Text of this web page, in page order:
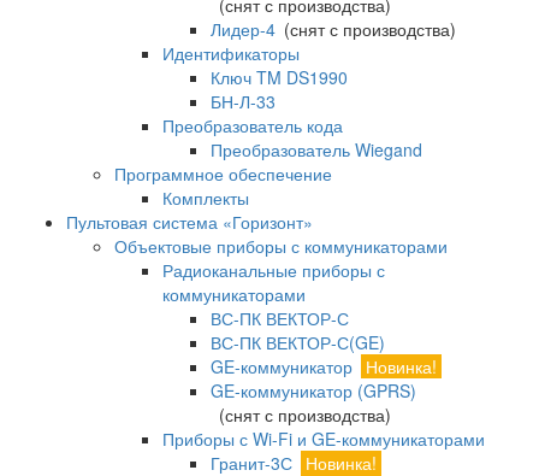
(снят с производства)
Лидер-4 (снят с производства)
Идентификаторы
Ключ TM DS1990
БН-Л-33
Преобразователь кода
Преобразователь Wiegand
Программное обеспечение
Комплекты
Пультовая система «Горизонт»
Объектовые приборы с коммуникаторами
Радиоканальные приборы с
коммуникаторами
ВС-ПК ВЕКТОР-С
ВС-ПК ВЕКТОР-С(GE)
GE-коммуникатор Новинка!
GE-коммуникатор (GPRS)
(снят с производства)
Приборы с Wi-Fi и GE-коммуникаторами
Гранит-3С Новинка!